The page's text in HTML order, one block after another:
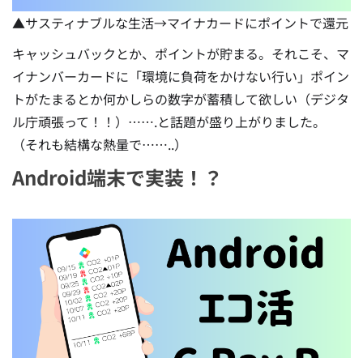
▲サスティナブルな生活→マイナカードにポイントで還元
キャッシュバックとか、ポイントが貯まる。それこそ、マ
イナンバーカードに「環境に負荷をかけない行い」ポイン
トがたまるとか何かしらの数字が蓄積して欲しい（デジタ
ル庁頑張って！！）…….と話題が盛り上がりました。
（それも結構な熱量で……..）
Android端末で実装！？